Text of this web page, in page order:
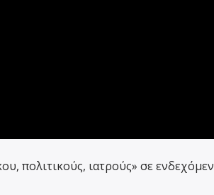
πολιτικούς, ιατρούς» σε